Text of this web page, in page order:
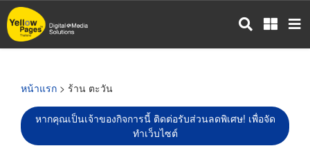
ข้าม
ไป
หน้าแรก > ร้าน ตะวัน
หากคุณเป็นเจ้าของกิจการนี้ ติดต่อรับส่วนลดพิเศษ! เพื่อจัด
ทำเว็บไซต์